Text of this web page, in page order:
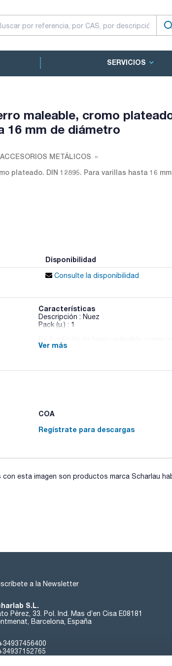
SERVICIOS
maleable, cromo
16 mm de diámetro
METÁLICOS
plateado. DIN 12895. Para varillas hasta 16
Disponibilidad
Consulte la disponibilidad
Características
Descripción : Nuez
Pack (u.) : 1
Ver más
COA
Regístrate para descargas
esta imagen son productos marca Scharlau
a la Newsletter
S.L.
Pérez, 33. Pol. Ind. Mas d’en Cisa E08181
Barcelona, España